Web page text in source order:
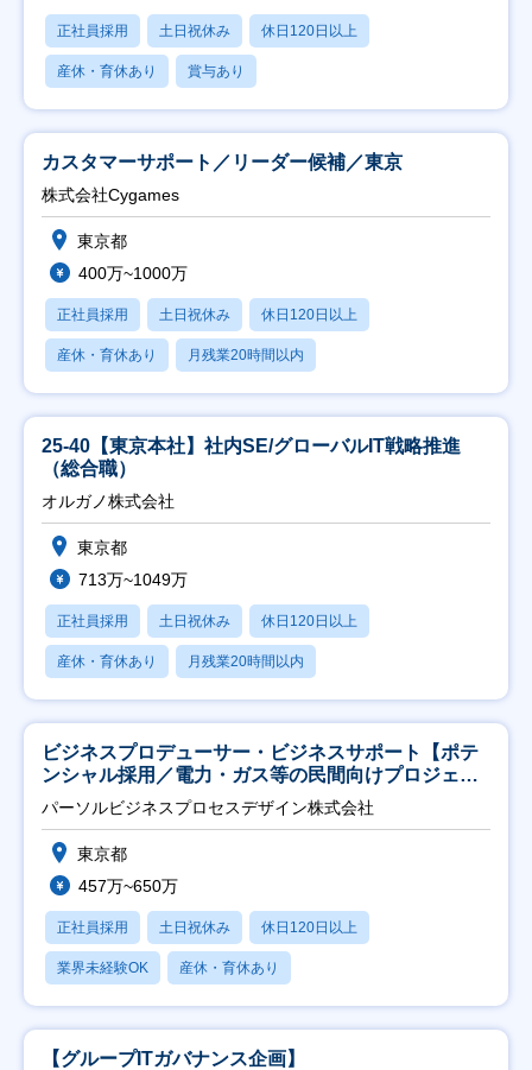
正社員採用 土日祝休み 休日120日以上
産休・育休あり 賞与あり
カスタマーサポート／リーダー候補／東京
株式会社Cygames
東京都
400万~1000万
正社員採用 土日祝休み 休日120日以上
産休・育休あり 月残業20時間以内
25-40【東京本社】社内SE/グローバルIT戦略推進
（総合職）
オルガノ株式会社
東京都
713万~1049万
正社員採用 土日祝休み 休日120日以上
産休・育休あり 月残業20時間以内
ビジネスプロデューサー・ビジネスサポート【ポテ
ンシャル採用／電力・ガス等の民間向けプロジェク
ト推進】
パーソルビジネスプロセスデザイン株式会社
東京都
457万~650万
正社員採用 土日祝休み 休日120日以上
業界未経験OK 産休・育休あり
【グループITガバナンス企画】